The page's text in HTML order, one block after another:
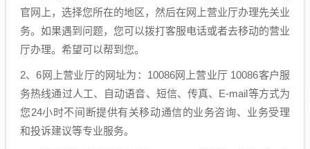
官网上，选择您所在的地区，然后在网上营业厅办理先关业
务。如果遇到问题，您可以拨打客服电话或者去移动的营业
厅办理。希望可以帮到您。
2、6网上营业厅的网址为：10086网上营业厅 10086客户服
务热线通过人工、自动语音、短信、传真、E-mail等方式为
您24小时不间断提供有关移动通信的业务咨询、业务受理
和投诉建议等专业服务。